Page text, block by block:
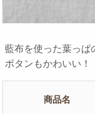
藍布を使った葉っぱ
ボタンもかわいい！
商品名